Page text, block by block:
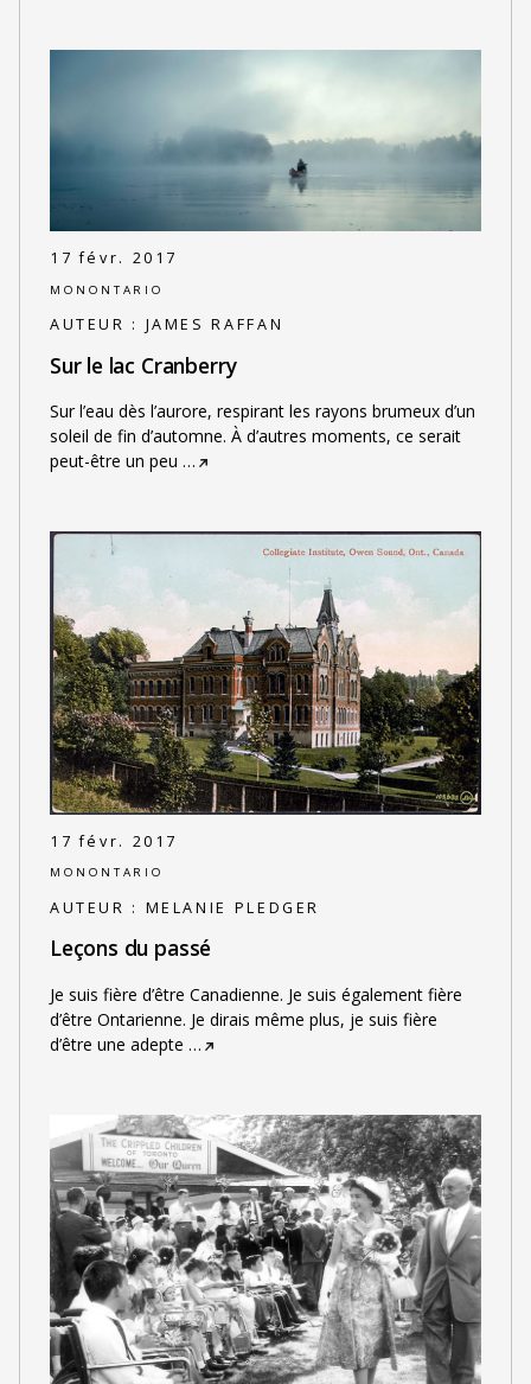
17 févr. 2017
MONONTARIO
AUTEUR : JAMES RAFFAN
Sur le lac Cranberry
Sur l’eau dès l’aurore, respirant les rayons brumeux d’un
soleil de fin d’automne. À d’autres moments, ce serait
peut-être un peu …
17 févr. 2017
MONONTARIO
AUTEUR : MELANIE PLEDGER
Leçons du passé
Je suis fière d’être Canadienne. Je suis également fière
d’être Ontarienne. Je dirais même plus, je suis fière
d’être une adepte …